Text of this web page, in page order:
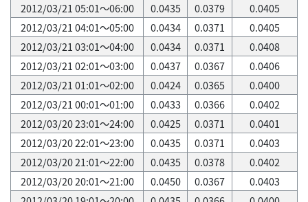
2012/03/21 05:01～06:00
0.0435 0.0379
0.0405
2012/03/21 04:01～05:00
0.0434 0.0371
0.0405
2012/03/21 03:01～04:00
0.0434 0.0371
0.0408
2012/03/21 02:01～03:00
0.0437 0.0367
0.0406
2012/03/21 01:01～02:00
0.0424 0.0365
0.0400
2012/03/21 00:01～01:00
0.0433 0.0366
0.0402
2012/03/20 23:01～24:00
0.0425 0.0371
0.0401
2012/03/20 22:01～23:00
0.0435 0.0371
0.0403
2012/03/20 21:01～22:00
0.0435 0.0378
0.0402
2012/03/20 20:01～21:00
0.0450 0.0367
0.0403